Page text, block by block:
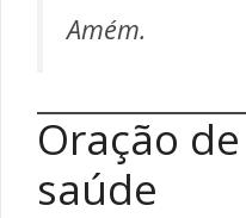
Amém.
Oração
saúde